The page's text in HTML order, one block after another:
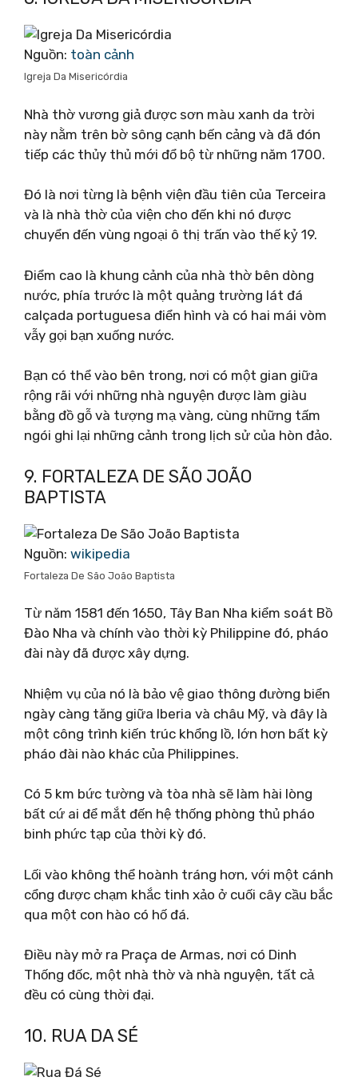
Nguồn: toàn cảnh
Igreja Da Misericórdia
Nhà thờ vương giả được sơn màu xanh da trời
này nằm trên bờ sông cạnh bến cảng và đã đón
tiếp các thủy thủ mới đổ bộ từ những năm 1700.
Đó là nơi từng là bệnh viện đầu tiên của Terceira
và là nhà thờ của viện cho đến khi nó được
chuyển đến vùng ngoại ô thị trấn vào thế kỷ 19.
Điểm cao là khung cảnh của nhà thờ bên dòng
nước, phía trước là một quảng trường lát đá
calçada portuguesa điển hình và có hai mái vòm
vẫy gọi bạn xuống nước.
Bạn có thể vào bên trong, nơi có một gian giữa
rộng rãi với những nhà nguyện được làm giàu
bằng đồ gỗ và tượng mạ vàng, cùng những tấm
ngói ghi lại những cảnh trong lịch sử của hòn đảo.
9. FORTALEZA DE SÃO JOÃO
BAPTISTA
Nguồn: wikipedia
Fortaleza De São João Baptista
Từ năm 1581 đến 1650, Tây Ban Nha kiểm soát Bồ
Đào Nha và chính vào thời kỳ Philippine đó, pháo
đài này đã được xây dựng.
Nhiệm vụ của nó là bảo vệ giao thông đường biển
ngày càng tăng giữa Iberia và châu Mỹ, và đây là
một công trình kiến ​​trúc khổng lồ, lớn hơn bất kỳ
pháo đài nào khác của Philippines.
Có 5 km bức tường và tòa nhà sẽ làm hài lòng
bất cứ ai để mắt đến hệ thống phòng thủ pháo
binh phức tạp của thời kỳ đó.
Lối vào không thể hoành tráng hơn, với một cánh
cổng được chạm khắc tinh xảo ở cuối cây cầu bắc
qua một con hào có hố đá.
Điều này mở ra Praça de Armas, nơi có Dinh
Thống đốc, một nhà thờ và nhà nguyện, tất cả
đều có cùng thời đại.
10. RUA DA SÉ